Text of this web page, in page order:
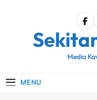
Media
MENU